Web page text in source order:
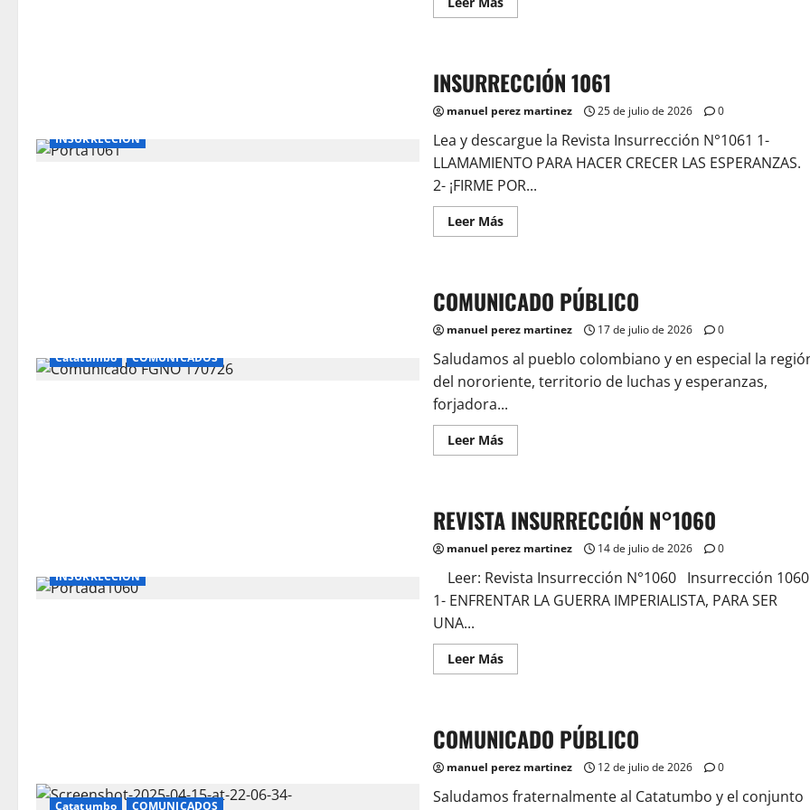
más
PÚBLICO
INSURRECCIÓN
INSURRECCIÓN 1061
manuel perez martinez 25 de julio de 2026 0
Lea y descargue la Revista Insurrección N°1061 1-
LLAMAMIENTO PARA HACER CRECER LAS ESPERANZAS.
2- ¡FIRME POR...
Leer MásLeer
más
Catatumbo COMUNICADOS
COMUNICADO PÚBLICO
manuel perez martinez 17 de julio de 2026 0
Saludamos al pueblo colombiano y en especial la
del nororiente, territorio de luchas y esperanzas,
forjadora...
Leer MásLeer
más
INSURRECCIÓN
REVISTA INSURRECCIÓN N°1060
manuel perez martinez 14 de julio de 2026 0
Leer: Revista Insurrección N°1060 Insurrección 1060
1- ENFRENTAR LA GUERRA IMPERIALISTA, PARA SER
UNA...
Leer MásLeer
más
INSURRECCIÓN
N°1060
Catatumbo COMUNICADOS
COMUNICADO PÚBLICO
manuel perez martinez 12 de julio de 2026 0
Saludamos fraternalmente al Catatumbo y el conjunto